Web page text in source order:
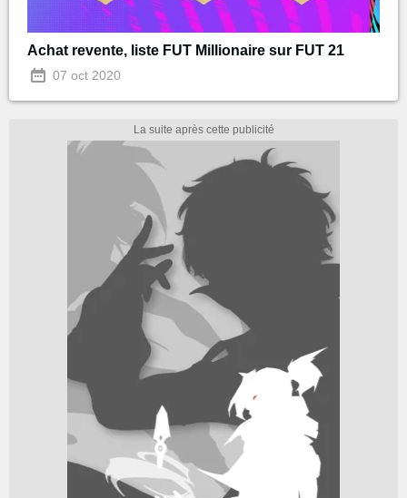
Achat revente, liste FUT Millionaire sur FUT 21
07 oct 2020